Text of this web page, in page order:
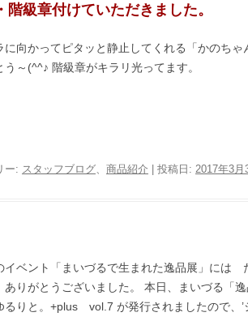
級章付けていただきました。
に向かってピタッと静止してくれる「かのち
う～(^^♪ 階級章がキラリ光ってます。
ー: スタッフブログ、 商品紹介 | 投稿日: 2017年3月
イベント「まいづるで生まれた逸品展」には
りがとうございました。 本日、まいづる「
りと。+plus vol.7 が発行されましたので、’